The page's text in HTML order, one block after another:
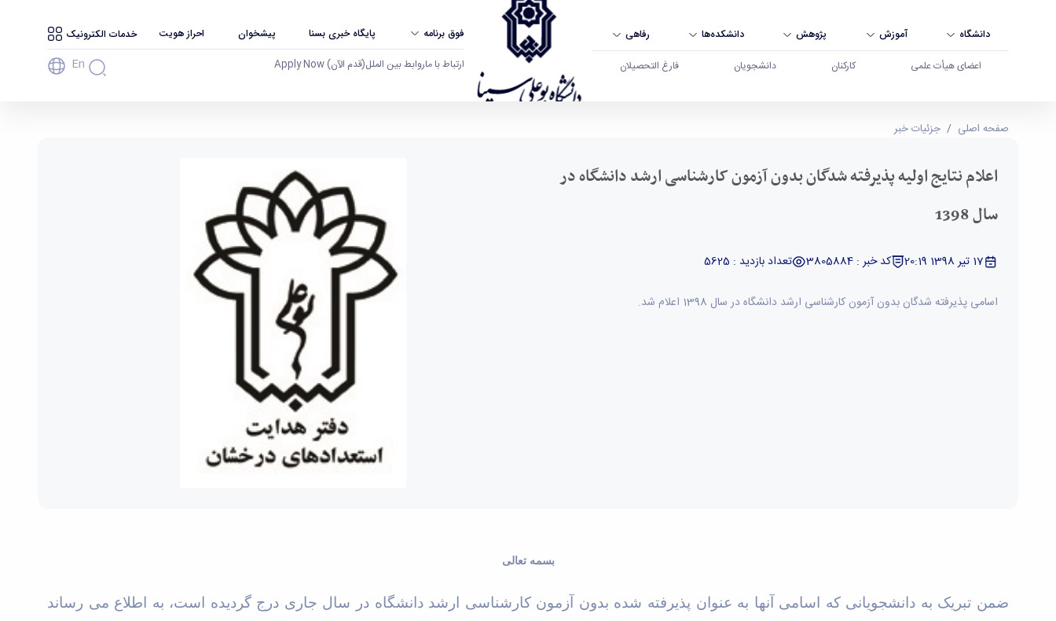
دانشگاه آموزش پژوهش دانشکده‌ها رفاهی
اعضای هیأت علمی کارکنان دانشجویان فارغ التحصیلان
فوق برنامه پایگاه خبری بسنا پیشخوان احراز هویت خدمات الکترونیک
ارتباط با ماروابط بین الملل(قدم الآن) Apply Now En
اعلام نتایج اولیه پذیرفته شدگان بدون آزمون کارشناسی ارشد دانشگاه در سال 1398 - دانشگاه بوعلی سینا همدان
صفحه اصلی جزئیات خبر
اعلام نتایج اولیه پذیرفته شدگان بدون آزمون کارشناسی ارشد دانشگاه در
سال 1398
17 تیر 1398 20:19 کد خبر : 3805884 تعداد بازدید : 5625
اسامی پذیرفته شدگان بدون آزمون کارشناسی ارشد دانشگاه در سال 1398 اعلام شد.
بسمه تعالی
ضمن تبریک به دانشجویانی که اسامی آنها به عنوان پذیرفته شده بدون آزمون کارشناسی ارشد دانشگاه در سال جاری درج گردیده است، به اطلاع می رساند